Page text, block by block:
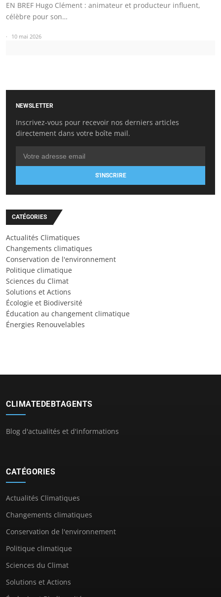
EN BREF Hugo Clément : animateur et producteur influent,
célèbre pour son…
10 mai 2026
NEWSLETTER
Inscrivez-vous pour recevoir nos derniers articles
directement dans votre boîte mail.
S'INSCRIRE
CATÉGORIES
Actualités Climatiques
Changements climatiques
Conservation de l'environnement
Politique climatique
Sciences du Climat
Solutions et Actions
Écologie et Biodiversité
Éducation au changement climatique
Énergies Renouvelables
CLIMATEDEBTAGENTS
Blog d'actualités et d'informations
CATÉGORIES
Actualités Climatiques
Changements climatiques
Conservation de l'environnement
Politique climatique
Sciences du Climat
Solutions et Actions